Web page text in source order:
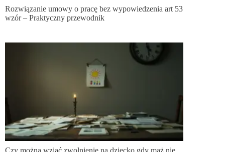
Rozwiązanie umowy o pracę bez wypowiedzenia art 53
wzór – Praktyczny przewodnik